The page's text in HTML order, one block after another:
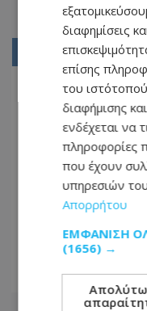
διαφημίσεις
επίσης
του
διαφήμισης
ενδέχεται να
πληροφορίες
που έχουν
υπηρεσιών
Απορρήτου
ΕΜΦΆΝΙΣΗ
(1656) →